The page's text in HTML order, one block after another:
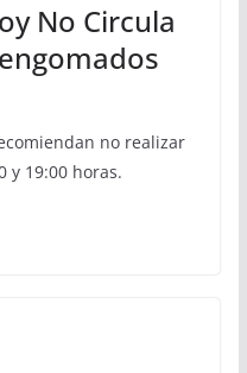
No Circula
no realizar
y 19:00 horas.